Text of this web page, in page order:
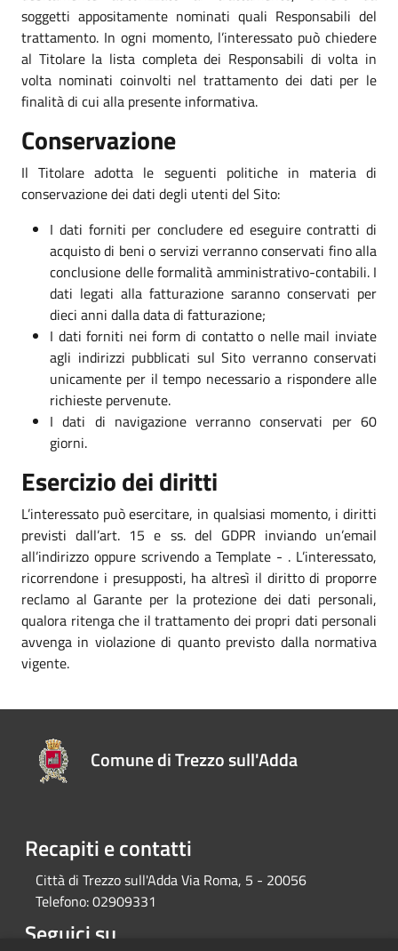
soggetti appositamente nominati quali Responsabili del
trattamento. In ogni momento, l’interessato può chiedere
al Titolare la lista completa dei Responsabili di volta in
volta nominati coinvolti nel trattamento dei dati per le
finalità di cui alla presente informativa.
Conservazione
Il Titolare adotta le seguenti politiche in materia di
conservazione dei dati degli utenti del Sito:
I dati forniti per concludere ed eseguire contratti di
acquisto di beni o servizi verranno conservati fino alla
conclusione delle formalità amministrativo-contabili. I
dati legati alla fatturazione saranno conservati per
dieci anni dalla data di fatturazione;
I dati forniti nei form di contatto o nelle mail inviate
agli indirizzi pubblicati sul Sito verranno conservati
unicamente per il tempo necessario a rispondere alle
richieste pervenute.
I dati di navigazione verranno conservati per 60
giorni.
Esercizio dei diritti
L’interessato può esercitare, in qualsiasi momento, i diritti
previsti dall’art. 15 e ss. del GDPR inviando un’email
all’indirizzo oppure scrivendo a Template - . L’interessato,
ricorrendone i presupposti, ha altresì il diritto di proporre
reclamo al Garante per la protezione dei dati personali,
qualora ritenga che il trattamento dei propri dati personali
avvenga in violazione di quanto previsto dalla normativa
vigente.
Comune di Trezzo sull'Adda
Recapiti e contatti
Città di Trezzo sull'Adda Via Roma, 5 - 20056
Telefono:02909331
Seguici su